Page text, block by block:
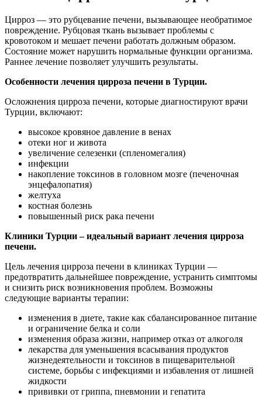
Цирроз — это рубцевание печени, вызывающее необратимое
повреждение. Рубцовая ткань вызывает проблемы с
кровотоком и мешает печени работать должным образом.
Состояние может нарушить нормальные функции организма.
Раннее лечение позволяет улучшить результаты.
Особенности лечения цирроза печени в Турции.
Осложнения цирроза печени, которые диагностируют врачи
Турции, включают:
высокое кровяное давление в венах
отеки ног и живота
увеличение селезенки (спленомегалия)
инфекции
накопление токсинов в головном мозге (печеночная
энцефалопатия)
желтуха
костная болезнь
повышенный риск рака печени
Клиники Турции – идеальный вариант лечения цирроза
печени.
Цель лечения цирроза печени в клиниках Турции —
предотвратить дальнейшее повреждение, устранить симптомы
и снизить риск возникновения проблем. Возможны
следующие варианты терапии:
изменения в диете, такие как сбалансированное питание
и ограничение белка и соли
изменения образа жизни, например отказ от алкоголя
лекарства для уменьшения всасывания продуктов
жизнедеятельности и токсинов в пищеварительной
системе, борьбы с инфекциями и избавления от лишней
жидкости
прививки от гриппа, пневмонии и гепатита